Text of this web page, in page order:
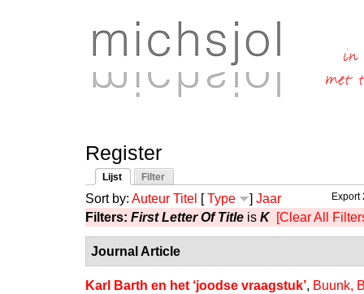
Register
Lijst
Filter
Export
Sort by: Auteur Titel [Type ] Jaar
Filters: First Letter Of Title is K [Clear All
Journal Article
Karl Barth en het ‘joodse vraagstuk’, Buunk,